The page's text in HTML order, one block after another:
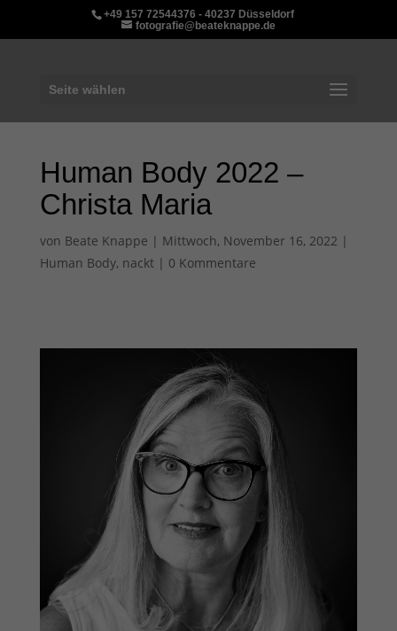
+49 157 72544376 - 40237 Düsseldorf
fotografie@beateknappe.de
Seite wählen
Human Body 2022 –
Christa Maria
von Beate Knappe | Mittwoch, November 16, 2022 |
Human Body, nackt| 0 Kommentare